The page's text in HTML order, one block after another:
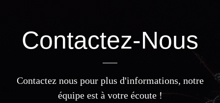
Contactez-Nous
Contactez nous pour plus d'informations, notre
équipe est à votre écoute !